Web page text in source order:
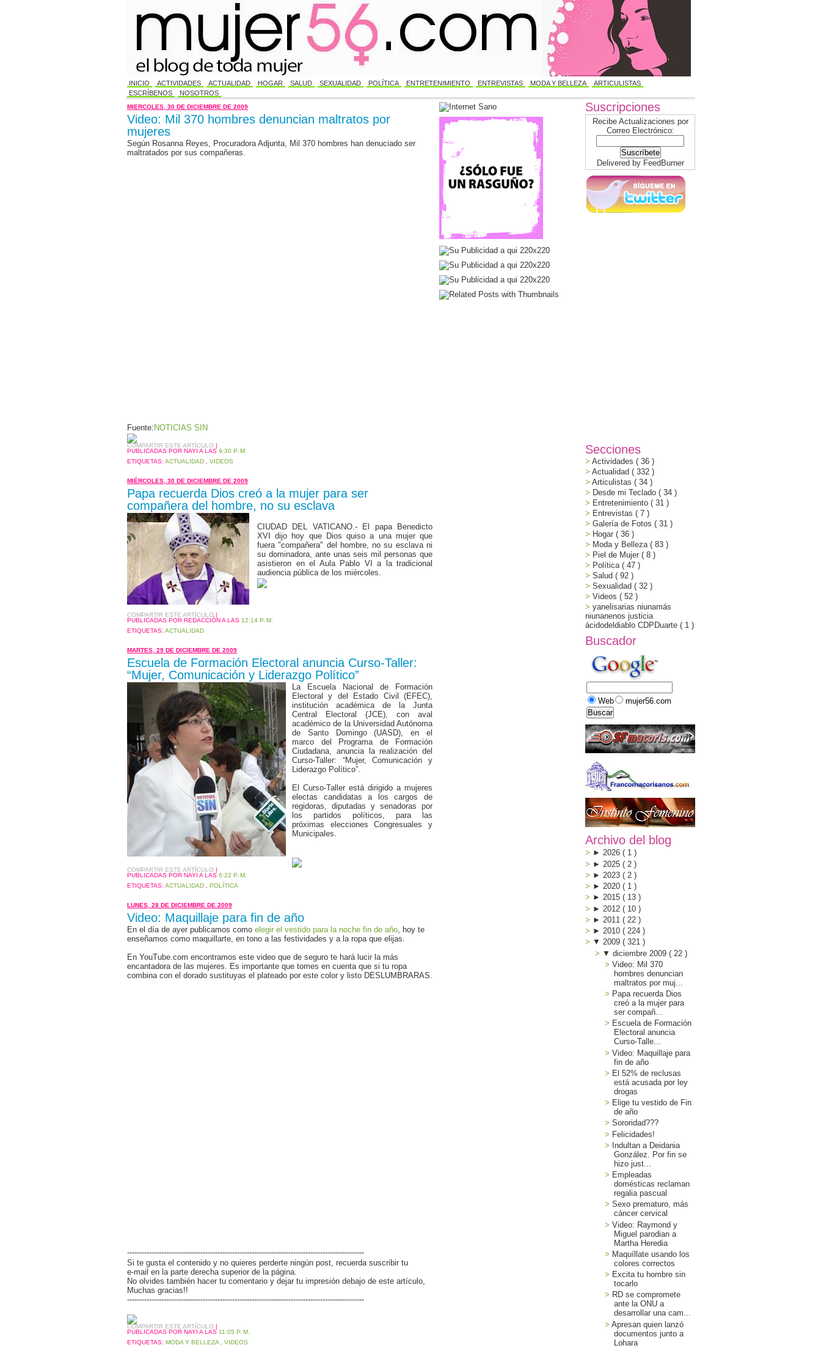
INICIO ACTIVIDADES ACTUALIDAD HOGAR SALUD SEXUALIDAD POLÍTICA ENTRETENIMIENTO ENTREVISTAS MODA Y BELLEZA
ARTICULISTAS
ESCRÍBENOS
NOSOTROS
MIÉRCOLES, 30 DE DICIEMBRE DE 2009
Video: Mil 370 hombres denuncian maltratos por
mujeres
Según Rosanna Reyes, Procuradora Adjunta, Mil 370 hombres han denuciado ser
maltratados por sus compañeras.
Fuente: NOTICIAS SIN
COMPARTIR ESTE ARTÍCULO |
PUBLICADAS POR NAYI A LAS 9:30 P. M.
ETIQUETAS: ACTUALIDAD , VIDEOS
MIÉRCOLES, 30 DE DICIEMBRE DE 2009
Papa recuerda Dios creó a la mujer para ser
compañera del hombre, no su esclava
CIUDAD DEL VATICANO.- El papa Benedicto
XVI dijo hoy que Dios quiso a una mujer que
fuera "compañera" del hombre, no su esclava ni
su dominadora, ante unas seis mil personas que
asistieron en el Aula Pablo VI a la tradicional
audiencia pública de los miércoles.
COMPARTIR ESTE ARTÍCULO|
PUBLICADAS POR REDACCIÓNA LAS 12:14 P. M.
ETIQUETAS: ACTUALIDAD
MARTES, 29 DE DICIEMBRE DE 2009
Escuela de Formación Electoral anuncia Curso-Taller:
“Mujer, Comunicación y Liderazgo Político”
La Escuela Nacional de Formación
Electoral y del Estado Civil (EFEC),
institución académica de la Junta
Central Electoral (JCE), con aval
académico de la Universidad Autónoma
de Santo Domingo (UASD), en el
marco del Programa de Formación
Ciudadana, anuncia la realización del
Curso-Taller: “Mujer, Comunicación y
Liderazgo Político”.
El Curso-Taller está dirigido a mujeres
electas candidatas a los cargos de
regidoras, diputadas y senadoras por
los partidos políticos, para las
próximas elecciones Congresuales y
Municipales.
COMPARTIR ESTE ARTÍCULO |
PUBLICADAS POR NAYI A LAS 6:22 P. M.
ETIQUETAS: ACTUALIDAD , POLÍTICA
LUNES, 28 DE DICIEMBRE DE 2009
Video: Maquillaje para fin de año
En el día de ayer publicamos como elegir el vestido para la noche fin de año, hoy te
enseñamos como maquillarte, en tono a las festividades y a la ropa que elijas.
En YouTube.com encontramos este video que de seguro te hará lucir la más
encantadora de las mujeres. Es importante que tomes en cuenta que si tu ropa
combina con el dorado sustituyas el plateado por este color y listo DESLUMBRARAS.
-------------------------------------------------------------------------------------------------
Si te gusta el contenido y no quieres perderte ningún post, recuerda suscribir tu
e-mail en la parte derecha superior de la página.
No olvides también hacer tu comentario y dejar tu impresión debajo de este artículo,
Muchas gracias!!
-------------------------------------------------------------------------------------------------
COMPARTIR ESTE ARTÍCULO |
PUBLICADAS POR NAYI A LAS 11:05 P. M.
ETIQUETAS: MODA Y BELLEZA , VIDEOS
Suscripciones
Recibe Actualizaciones por
Correo Electrónico:
Delivered by FeedBurner
Secciones
Actividades ( 36 )
Actualidad ( 332 )
Articulistas ( 34 )
Desde mi Teclado ( 34 )
Entretenimiento ( 31 )
Entrevistas ( 7 )
Galería de Fotos ( 31 )
Hogar ( 36 )
Moda y Belleza ( 83 )
Piel de Mujer ( 8 )
Política ( 47 )
Salud ( 92 )
Sexualidad ( 32 )
Videos ( 52 )
yanelisarias niunamás
niunanenos justicia
ácidodeldiablo CDPDuarte ( 1 )
Buscador
Web mujer56.com
Archivo del blog
► 2026 ( 1 )
► 2025 ( 2 )
► 2023 ( 2 )
► 2020 ( 1 )
► 2015 ( 13 )
► 2012 ( 10 )
► 2011 ( 22 )
► 2010 ( 224 )
▼ 2009 ( 321 )
▼ diciembre 2009 ( 22 )
Video: Mil 370
hombres denuncian
maltratos por muj...
Papa recuerda Dios
creó a la mujer para
ser compañ...
Escuela de Formación
Electoral anuncia
Curso-Talle...
Video: Maquillaje para
fin de año
El 52% de reclusas
está acusada por ley
drogas
Elige tu vestido de Fin
de año
Sororidad???
Felicidades!
Indultan a Deidania
González. Por fin se
hizo just...
Empleadas
domésticas reclaman
regalia pascual
Sexo prematuro, más
cáncer cervical
Video: Raymond y
Miguel parodian a
Martha Heredia
Maquíllate usando los
colores correctos
Excita tu hombre sin
tocarlo
RD se compromete
ante la ONU a
desarrollar una cam...
Apresan quien lanzó
documentos junto a
Lohara